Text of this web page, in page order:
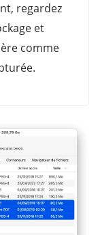
regardez
et
comme